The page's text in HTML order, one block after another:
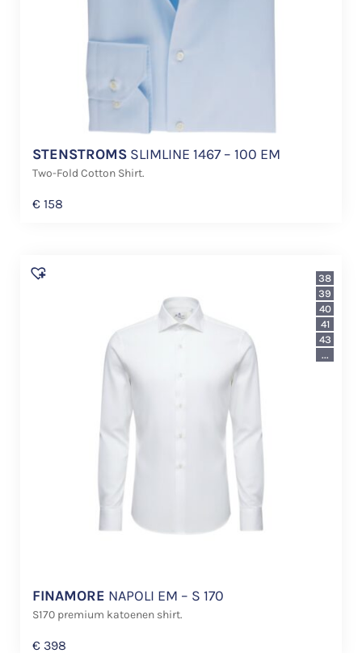
STENSTROMS SLIMLINE 1467 – 100 EM
Two-Fold Cotton Shirt.
€ 158
FINAMORE NAPOLI EM – S 170
S170 premium katoenen shirt.
€ 398
38
39
40
41
43
...